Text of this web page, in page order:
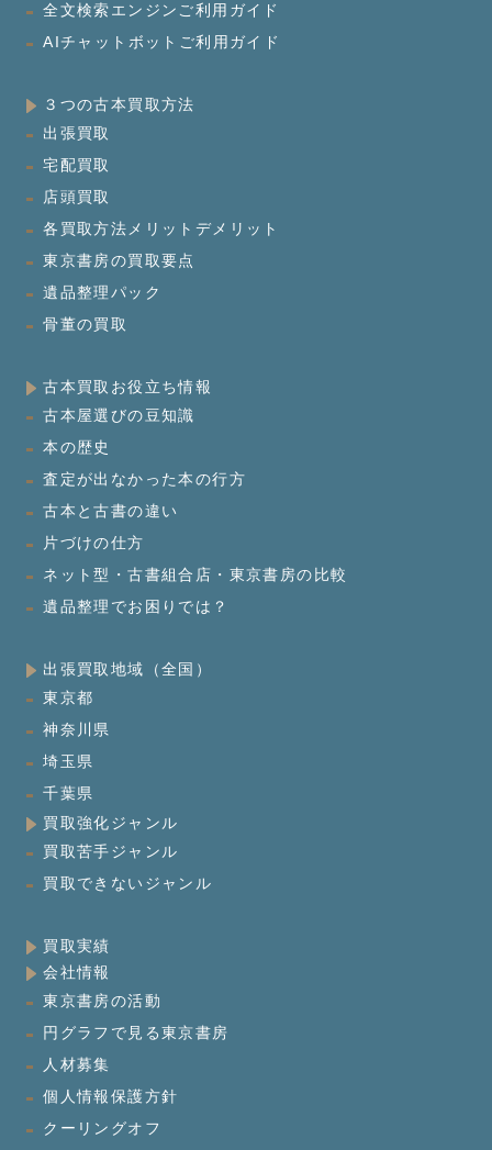
全文検索エンジンご利用ガイド
AIチャットボットご利用ガイド
３つの古本買取方法
出張買取
宅配買取
店頭買取
各買取方法メリットデメリット
東京書房の買取要点
遺品整理パック
骨董の買取
古本買取お役立ち情報
古本屋選びの豆知識
本の歴史
査定が出なかった本の行方
古本と古書の違い
片づけの仕方
ネット型・古書組合店・東京書房の比較
遺品整理でお困りでは？
出張買取地域（全国）
東京都
神奈川県
埼玉県
千葉県
買取強化ジャンル
買取苦手ジャンル
買取できないジャンル
買取実績
会社情報
東京書房の活動
円グラフで見る東京書房
人材募集
個人情報保護方針
クーリングオフ